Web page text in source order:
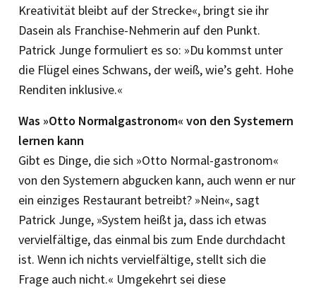
Kreativität bleibt auf der Strecke«, bringt sie ihr
Dasein als Franchise-Nehmerin auf den Punkt.
Patrick Junge formuliert es so: »Du kommst unter
die Flügel eines Schwans, der weiß, wie’s geht. Hohe
Renditen inklusive.«
Was »Otto Normalgastronom« von den Systemern
lernen kann
Gibt es Dinge, die sich »Otto Normal-gastronom«
von den Systemern abgucken kann, auch wenn er nur
ein einziges Restaurant betreibt? »Nein«, sagt
Patrick Junge, »System heißt ja, dass ich etwas
vervielfältige, das einmal bis zum Ende durchdacht
ist. Wenn ich nichts vervielfältige, stellt sich die
Frage auch nicht.« Umgekehrt sei diese